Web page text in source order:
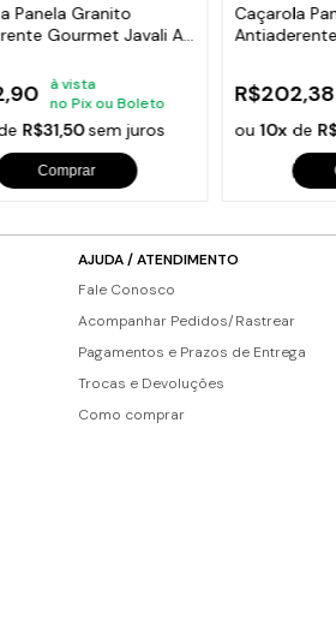
Panela Granito
Gourmet Javali AA
à vista
no Pix ou Boleto
R$31,50sem juros
Comprar
Caçarola
R$202,38
ou10x de
AJUDA / ATENDIMENTO
Fale Conosco
Acompanhar Pedidos/Rastrear
Pagamentos e Prazos de Entrega
Trocas e Devoluções
Como comprar